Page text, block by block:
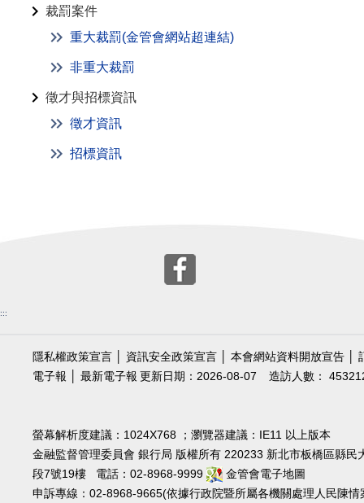
裁罰案件
重大裁罰(金管會網站超連結)
非重大裁罰
徵才與招標資訊
徵才資訊
招標資訊
:::
隱私權政策宣言 資訊安全政策宣言 本會網站資料開放宣告
電子報
最新電子報 造訪人數：
更新日期：2026-08-07
螢幕解析度建議：1024X768 ；瀏覽器建議：IE11 以上版本
金融監督管理委員會 銀行局 版權所有 220233 新北市板橋區縣民
段7號19樓 電話：02-8968-9999
金管會電子地圖
申訴專線：02-8968-9665(依據行政院暨所屬各機關處理人民陳情